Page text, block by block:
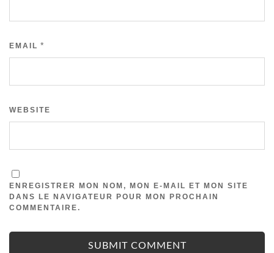
EMAIL *
WEBSITE
ENREGISTRER MON NOM, MON E-MAIL ET MON SITE
DANS LE NAVIGATEUR POUR MON PROCHAIN
COMMENTAIRE.